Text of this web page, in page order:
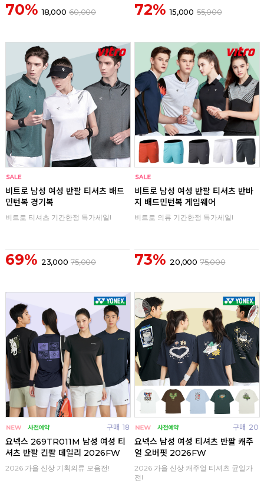
70% 18,000 60,000 72% 15,000 55,000
비트로 남성 여성 반팔 티셔츠 배드
민턴복 경기복
비트로 티셔츠 기간한정 특가세일!
69% 23,000 75,000
비트로 남성 여성 반팔 티셔츠 반바
지 배드민턴복 게임웨어
비트로 의류 기간한정 특가세일!
73% 20,000 75,000
구매 18
요넥스 269TR011M 남성 여성 티
셔츠 반팔 긴팔 데일리 2026FW
2026 가을 신상 기획의류 모음전!
구매 20
요넥스 남성 여성 티셔츠 반팔 캐주
얼 오버핏 2026FW
2026 가을 신상 캐주얼 티셔츠 균일가
전!